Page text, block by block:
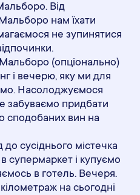
Від
нам їхати
не зупинятися
(опціонально)
і вечерю, яку ми для
Насолоджуємося
забуваємо придбати
сподобаних вин на
сусіднього містечка
супермаркет і купуємо
в готель. Вечеря.
на сьогодні